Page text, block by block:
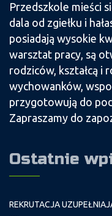
Przedszkole mieści
dala od zgiełku i
posiadają wysokie
warsztat pracy, są
rodziców, kształcą i
wychowanków,
przygotowują do
Zapraszamy do
Ostatnie